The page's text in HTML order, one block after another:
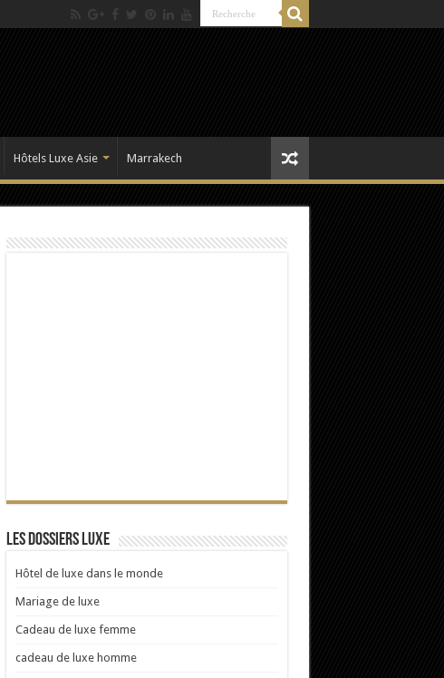
Hôtels Luxe Asie Marrakech
Les dossiers Luxe
Hôtel de luxe dans le monde
Mariage de luxe
Cadeau de luxe femme
cadeau de luxe homme